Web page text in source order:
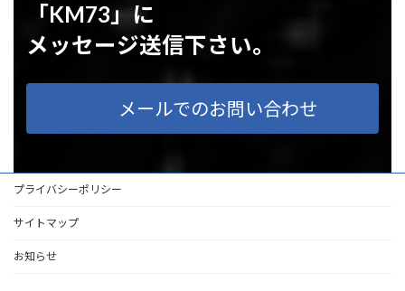
「KM73」に
メッセージ送信下さい。
メールでのお問い合わせ
プライバシーポリシー
サイトマップ
お知らせ